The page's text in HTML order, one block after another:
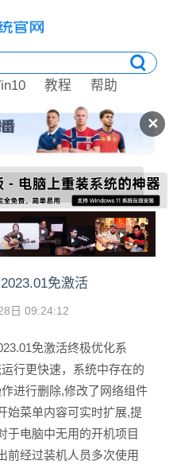
✕
教程 帮助
免激活
日 09:24:12
免激活终极优化系
行更快速，系统中存在的
进行删除,修改了网络组件
始菜单内容可实时扩展,提
于电脑中无用的开机项目
前经过装机人员多次使用